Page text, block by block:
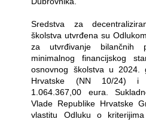
Sredstva za
školstva utvrđena su
za utvrđivanje bilančnih
minimalnog financijskog
osnovnog školstva u 2024.
Hrvatske (NN 10/24) i
1.064.367,00 eura.
Vlade Republike Hrvatske
vlastitu Odluku o